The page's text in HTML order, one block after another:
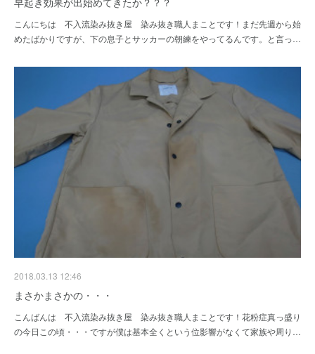
こんにちは 不入流染み抜き屋 染み抜き職人まことです！まだ先週から始
めたばかりですが、下の息子とサッカーの朝練をやってるんです。と言っ…
2018.03.13 12:46
まさかまさかの・・・
こんばんは 不入流染み抜き屋 染み抜き職人まことです！花粉症真っ盛り
の今日この頃・・・ですが僕は基本全くという位影響がなくて家族や周り…